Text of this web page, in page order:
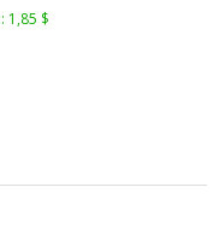
1,85 $